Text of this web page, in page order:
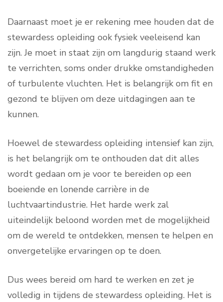
Daarnaast moet je er rekening mee houden dat de
stewardess opleiding ook fysiek veeleisend kan
zijn. Je moet in staat zijn om langdurig staand werk
te verrichten, soms onder drukke omstandigheden
of turbulente vluchten. Het is belangrijk om fit en
gezond te blijven om deze uitdagingen aan te
kunnen.
Hoewel de stewardess opleiding intensief kan zijn,
is het belangrijk om te onthouden dat dit alles
wordt gedaan om je voor te bereiden op een
boeiende en lonende carrière in de
luchtvaartindustrie. Het harde werk zal
uiteindelijk beloond worden met de mogelijkheid
om de wereld te ontdekken, mensen te helpen en
onvergetelijke ervaringen op te doen.
Dus wees bereid om hard te werken en zet je
volledig in tijdens de stewardess opleiding. Het is